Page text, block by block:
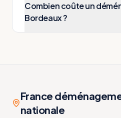
Combien coûte un
Bordeaux ?
France
nationale